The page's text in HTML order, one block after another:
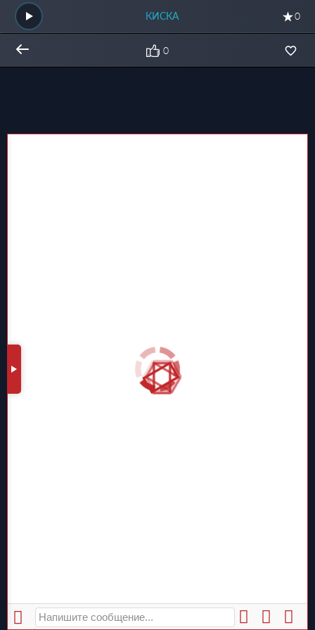
КИСКА 0
0